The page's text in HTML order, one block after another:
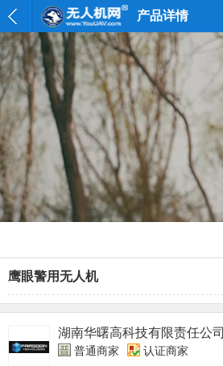
产品详情
鹰眼警用无人机
湖南华曙高科技有限责任公司
普通商家 认证商家